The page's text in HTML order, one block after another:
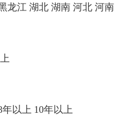
龙江 湖北 湖南 河北 河南
年以上 10年以上